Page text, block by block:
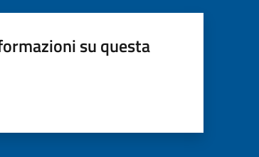
su questa